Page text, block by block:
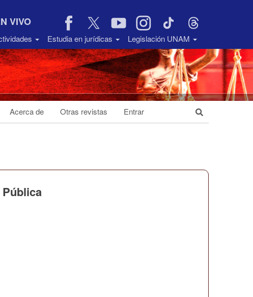
VIVO
Estudia en jurídicas Legislación UNAM
Acerca de Otras revistas Entrar